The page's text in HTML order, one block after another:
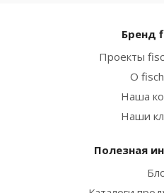
Бренд
Проекты
О
Наша
Наши
Полезная